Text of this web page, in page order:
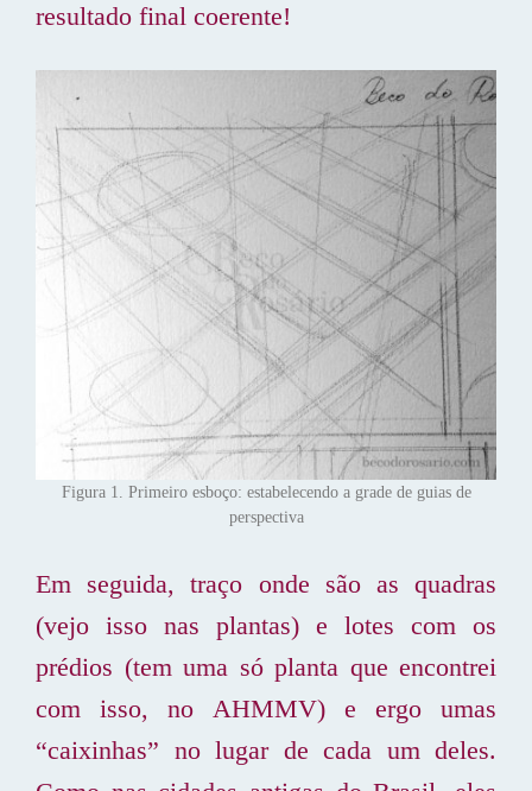
resultado final coerente!
Figura 1. Primeiro esboço: estabelecendo a grade de guias de
perspectiva
Em seguida, traço onde são as quadras
(vejo isso nas plantas) e lotes com os
prédios (tem uma só planta que encontrei
com isso, no AHMMV) e ergo umas
“caixinhas” no lugar de cada um deles.